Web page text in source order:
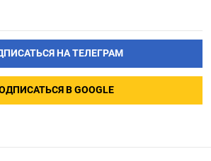
НА ТЕЛЕГРАМ
В GOOGLE